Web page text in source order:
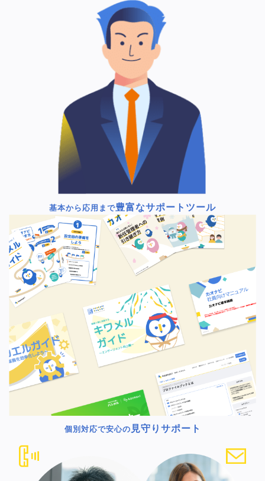
基本から応用まで豊富なサポートツール
個別対応で安心の 見守りサポート